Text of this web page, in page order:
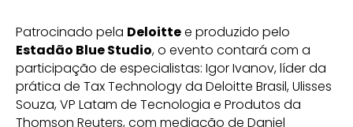
Patrocinado pela Deloittee produzido pelo
Estadão Blue Studio, o evento contará com a
participação de especialistas: Igor Ivanov, líder da
prática de Tax Technology da Deloitte Brasil, Ulisses
Souza, VP Latam de Tecnologia e Produtos da
Thomson Reuters, com mediação de Daniel